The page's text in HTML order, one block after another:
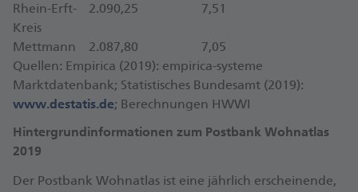
Rhein-Erft-
Kreis
2.090,25 7,51
Mettmann 2.087,80
7,05
Quellen: Empirica (2019): empirica-systeme
Marktdatenbank; Statistisches Bundesamt (2019):
www.destatis.de; Berechnungen HWWI
Hintergrundinformationen zum Postbank Wohnatlas
2019
Der Postbank Wohnatlas ist eine jährlich erscheinende,